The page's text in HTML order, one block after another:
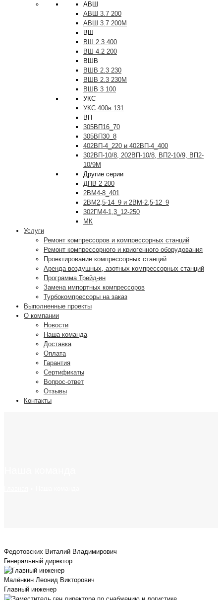
АВШ
АВШ 3.7 200
АВШ 3.7 200М
ВШ
ВШ 2.3 400
ВШ 4.2 200
ВШВ
ВШВ 2.3 230
ВШВ 2.3 230М
ВШВ 3 100
УКС
УКС 400в 131
ВП
305ВП16_70
305ВП30_8
402ВП-4_220 и 402ВП-4_400
302ВП-10/8, 202ВП-10/8, ВП2-10/9, ВП2-
10/9М
Другие серии
ДПВ 2 200
2ВМ4-8_401
2ВМ2,5-14_9 и 2ВМ-2,5-12_9
302ГМ4-1,3_12-250
МК
Услуги
Ремонт компрессоров и компрессорных станций
Ремонт компрессорного и криогенного оборудования
Проектирование компрессорных станций
Аренда воздушных, азотных компрессорных станций
Программа Трейд-ин
Замена импортных компрессоров
Турбокомпрессоры на заказ
Выполненные проекты
О компании
Новости
Наша команда
Доставка
Оплата
Гарантия
Сертификаты
Вопрос-ответ
Отзывы
Контакты
Федотовских Виталий Владимирович
Генеральный директор
Малёнкин Леонид Викторович
Главный инженер